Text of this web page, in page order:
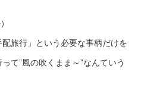
旅行」という必要な事柄だけを
て”風の吹くまま～”なんていう